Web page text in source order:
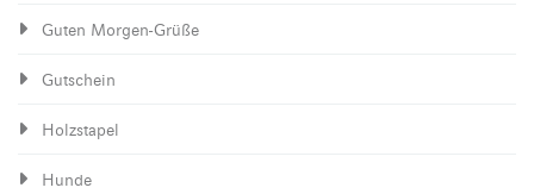
Guten Morgen-Grüße
Gutschein
Holzstapel
Hunde